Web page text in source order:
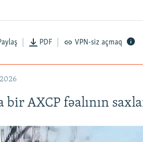
PDF VPN-siz açmaq
bir AXCP fəalının